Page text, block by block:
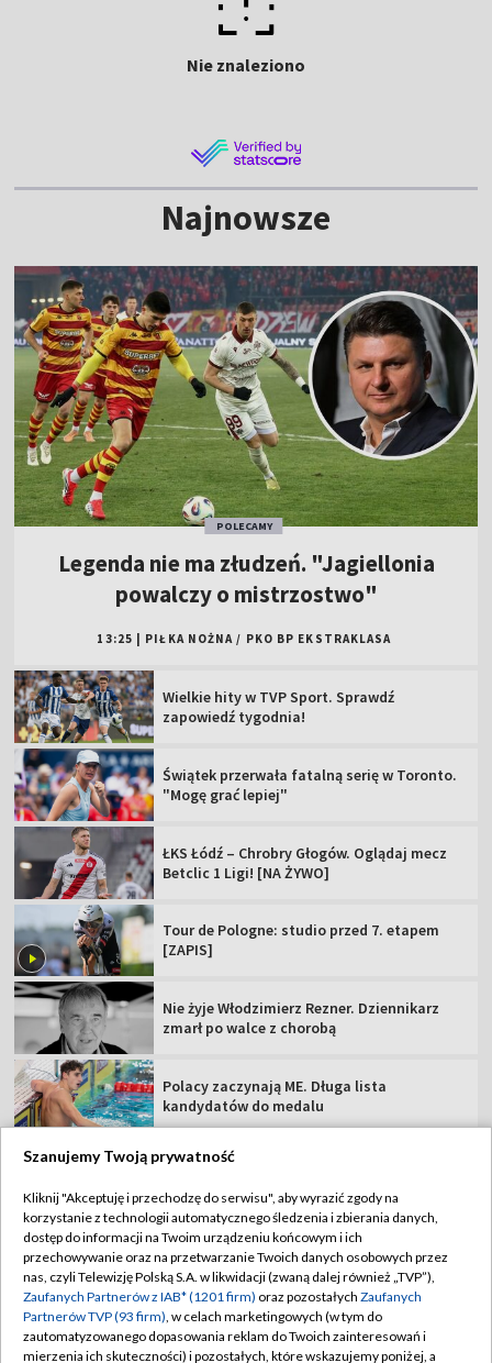
Nie znaleziono
Najnowsze
POLECAMY
Legenda nie ma złudzeń. "Jagiellonia
powalczy o mistrzostwo"
13:25 PIŁKA NOŻNA / PKO BP EKSTRAKLASA
Wielkie hity w TVP Sport. Sprawdź
zapowiedź tygodnia!
Świątek przerwała fatalną serię w Toronto.
"Mogę grać lepiej"
ŁKS Łódź – Chrobry Głogów. Oglądaj mecz
Betclic 1 Ligi! [NA ŻYWO]
Tour de Pologne: studio przed 7. etapem
[ZAPIS]
Nie żyje Włodzimierz Rezner. Dziennikarz
zmarł po walce z chorobą
Polacy zaczynają ME. Długa lista
kandydatów do medalu
TVP
Abonament TVP
Sklep TVP
Biuro Reklamy
Regulamin TVP
Polityka prywatności
Moje zgody
Szanujemy Twoją prywatność
Kliknij "Akceptuję i przechodzę do serwisu", aby wyrazić zgody na
korzystanie z technologii automatycznego śledzenia i zbierania danych,
dostęp do informacji na Twoim urządzeniu końcowym i ich
przechowywanie oraz na przetwarzanie Twoich danych osobowych przez
nas, czyli Telewizję Polską S.A. w likwidacji (zwaną dalej również „TVP”),
Zaufanych Partnerów z IAB* (1201 firm) oraz pozostałych Zaufanych
Partnerów TVP (93 firm), w celach marketingowych (w tym do
zautomatyzowanego dopasowania reklam do Twoich zainteresowań i
mierzenia ich skuteczności) i pozostałych, które wskazujemy poniżej, a